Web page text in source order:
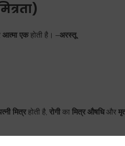
आत्मा एकहोती है। –अरस्तू
मित्रहोती है, रोगीका मित्र औषधिऔर